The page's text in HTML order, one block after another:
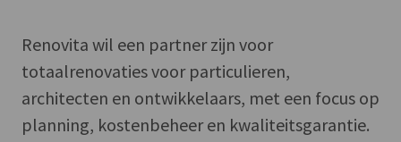
Renovita wil een partner zijn voor
totaalrenovaties voor particulieren,
architecten en ontwikkelaars, met een focus op
planning, kostenbeheer en kwaliteitsgarantie.